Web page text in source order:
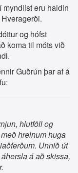
myndlist eru haldin
og hófst
koma til móts við
Guðrún þar af á
hlutföll og
hreinum huga
Unnið út
á að skissa,